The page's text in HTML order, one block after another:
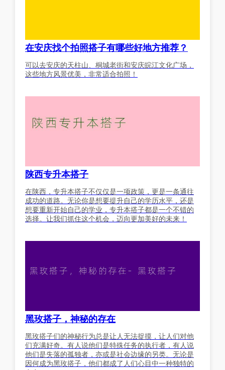
在安庆找个拍照搭子有哪些好地方推荐？
可以去安庆的天柱山、桐城老街和安庆皖江文化广场，
这些地方风景优美，非常适合拍照！
陕西专升本搭子
在陕西，专升本搭子不仅仅是一项政策，更是一条通往
成功的道路。无论你是想要提升自己的学历水平，还是
想要重新开始自己的学业，专升本搭子都是一个不错的
选择。让我们抓住这个机会，迈向更加美好的未来！
黑玫搭子，神秘的存在
黑玫搭子们的神秘行为总是让人无法捉摸，让人们对他
们充满好奇。有人说他们是特殊任务的执行者，有人说
他们是失落的孤独者，亦或是社会边缘的另类。无论是
因何成为黑玫搭子，他们都成了人们心目中一种独特的